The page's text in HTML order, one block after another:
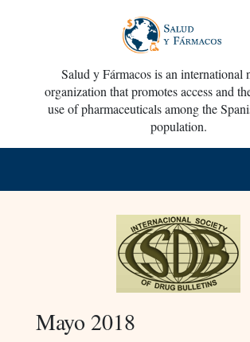
Salud y Fármacos is an international
organization that promotes access and
use of pharmaceuticals among the
population.
Mayo 2018